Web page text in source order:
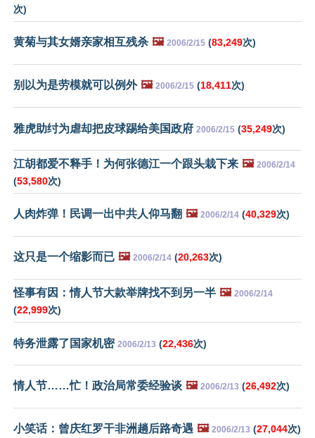
次)
黄菊与其女婿亲家相互残杀 🖼️ 2006/2/15 (83,249次)
别以为是劳模就可以例外 🖼️ 2006/2/15 (18,411次)
雅虎助纣为虐却把皮球踢给美国政府 2006/2/15 (35,249次)
江胡都爱不释手！为何张德江一个跟头栽下来 🖼️ 2006/2/14
(53,580次)
人肉炸弹！民调一出中共人仰马翻 🖼️ 2006/2/14 (40,329次)
这只是一个缩影而已 🖼️ 2006/2/14 (20,263次)
怪事有因：情人节大款举牌找不到另一半 🖼️ 2006/2/14
(22,999次)
特务泄露了国家机密 2006/2/13 (22,436次)
情人节……忙！政治局常委经验谈 🖼️ 2006/2/13 (26,492次)
小笑话：曾庆红罗干非洲趟后路奇遇 🖼️ 2006/2/13 (27,044次)